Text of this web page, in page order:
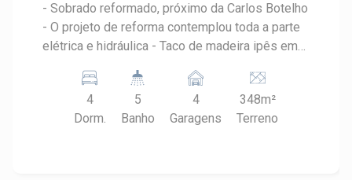
- Sobrado reformado, próximo da Carlos Botelho
- O projeto de reforma contemplou toda a parte
elétrica e hidráulica - Taco de madeira ipês em
sendo 2 suítes - Cozinha totalmente repaginada,
com armários personalizados e bancada em
granito preto - Salas amplas para até 3
4
Dorm.
5
Banho
4
Garagens
348m²
Terreno